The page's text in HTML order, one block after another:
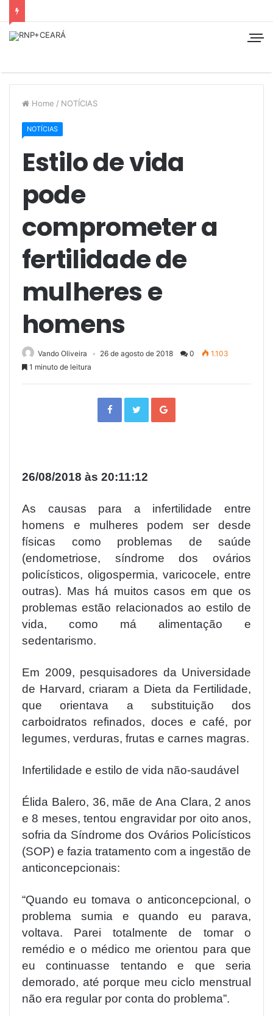
Home / NOTÍCIAS
NOTÍCIAS
Estilo de vida
pode
comprometer a
fertilidade de
mulheres e
homens
Vando Oliveira 26 de agosto de 2018 0
1.103
1 minuto de leitura
F
b
T
t
26/08/2018 às 20:11:12
As causas para a infertilidade entre
homens e mulheres podem ser desde
físicas como problemas de saúde
(endometriose, síndrome dos ovários
policísticos, oligospermia, varicocele, entre
outras). Mas há muitos casos em que os
problemas estão relacionados ao estilo de
vida, como má alimentação e
sedentarismo.
Em 2009, pesquisadores da Universidade
de Harvard, criaram a Dieta da Fertilidade,
que orientava a substituição dos
carboidratos refinados, doces e café, por
legumes, verduras, frutas e carnes magras.
Infertilidade e estilo de vida não-saudável
Élida Balero, 36, mãe de Ana Clara, 2 anos
e 8 meses, tentou engravidar por oito anos,
sofria da Síndrome dos Ovários Policísticos
(SOP) e fazia tratamento com a ingestão de
anticoncepcionais:
“Quando eu tomava o anticoncepcional, o
problema sumia e quando eu parava,
voltava. Parei totalmente de tomar o
remédio e o médico me orientou para que
eu continuasse tentando e que seria
demorado, até porque meu ciclo menstrual
não era regular por conta do problema”.